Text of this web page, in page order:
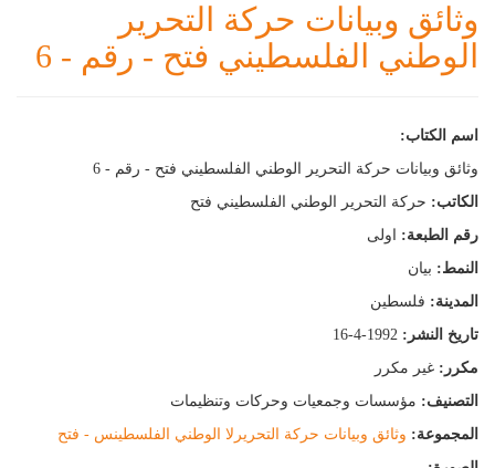
وبيانات حركة التحرير
الفلسطيني فتح - رقم - 6
الكتاب:
وبيانات حركة التحرير الوطني الفلسطيني فتح - رقم - 6
حركة التحرير الوطني الفلسطيني فتح
الطبعة:اولى
بيان
فلسطين
النشر:16-4-1992
غير مكرر
مؤسسات وجمعيات وحركات وتنظيمات
وثائق وبيانات حركة التحريرلا الوطني الفلسطينس - فتح